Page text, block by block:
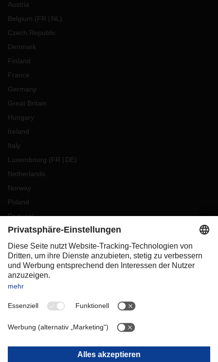
Austria
Belgium (FR NL )
Czech Republic
Denmark
Finland
France
Germany
Great Britain
Hungary
Ireland
Italy
Luxembourg (FR DE)
Netherlands
Norway
Poland
Portugal
Romania
Slovakia
Spain
Sweden
Switzerland
OCEANIA